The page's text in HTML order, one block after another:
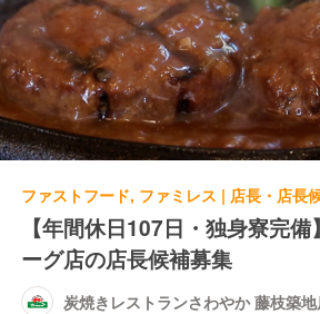
【年間休日107日・独身寮完
ーグ店の店長候補募集
炭焼きレストランさわやか 藤枝築